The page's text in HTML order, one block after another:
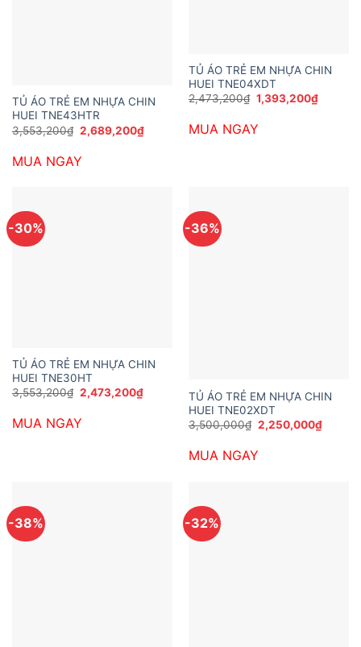
TỦ ÁO TRẺ EM NHỰA CHIN
HUEI TNE43HTR
3,553,200₫ Giá
gốc
3,553,200₫.
2,689,200₫Giá
hiện
MUA NGAY
TỦ ÁO TRẺ EM NHỰA CHIN
HUEI TNE04XDT
2,473,200₫ Giá
gốc
2,473,200₫.
1,393,200₫Giá
hiện
MUA NGAY
-30%
TỦ ÁO TRẺ EM NHỰA CHIN
HUEI TNE30HT
3,553,200₫ Giá
gốc
3,553,200₫.
2,473,200₫Giá
hiện
2,473,200₫.
MUA NGAY
-36%
TỦ ÁO TRẺ EM NHỰA CHIN
HUEI TNE02XDT
3,500,000₫ Giá
gốc
3,500,000₫.
2,250,000₫Giá
hiện
MUA NGAY
-38% -32%